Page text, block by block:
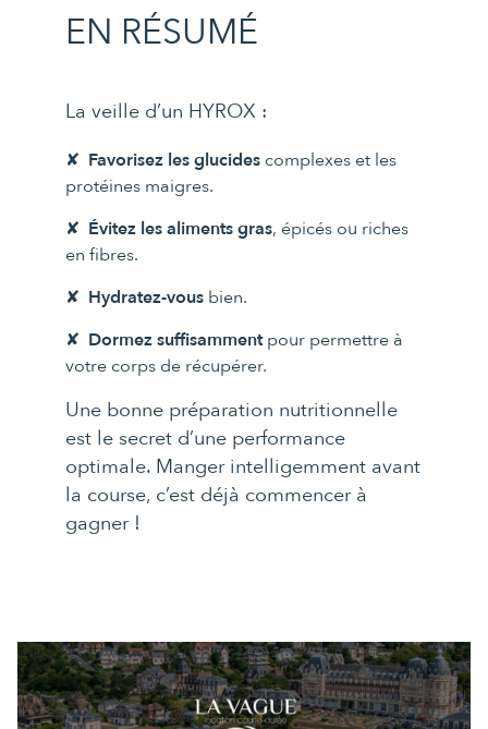
EN RÉSUMÉ
La veille d’un HYROX :
Favorisez les glucides complexes et les
protéines maigres.
Évitez les aliments gras, épicés ou riches
en fibres.
Hydratez-vous bien.
Dormez suffisammentpour permettre à
votre corps de récupérer.
Une bonne préparation nutritionnelle
est le secret d’une performance
optimale. Manger intelligemment avant
la course, c’est déjà commencer à
gagner !